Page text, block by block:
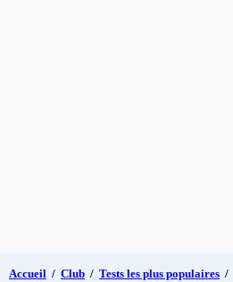
Accueil / Club / Tests les plus populaires /